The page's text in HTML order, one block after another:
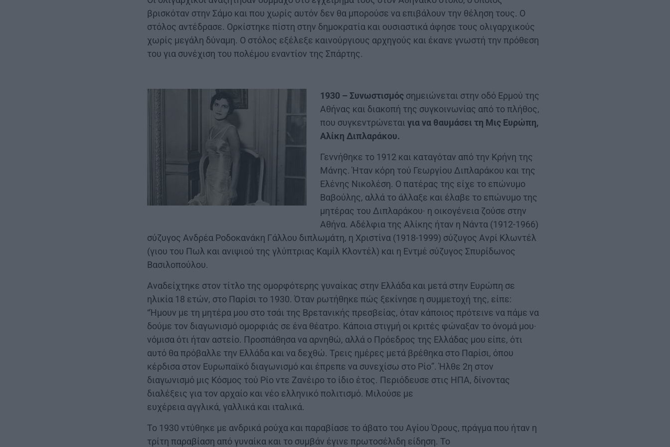
βρισκόταν στην Σάμο και που χωρίς αυτόν δεν θα μπορούσε να επιβάλουν την θέληση τους. Ο
στόλος αντέδρασε. Ορκίστηκε πίστη στην δημοκρατία και ουσιαστικά άφησε τους ολιγαρχικούς
χωρίς μεγάλη δύναμη. Ο στόλος εξέλεξε καινούργιους αρχηγούς και έκανε γνωστή την πρόθεση
του για συνέχιση του πολέμου εναντίον της Σπάρτης.
1930 – Συνωστισμός σημειώνεται στην οδό Ερμού της
Αθήνας και διακοπή της συγκοινωνίας από το πλήθος,
που συγκεντρώνεται για να θαυμάσει τη Μις Ευρώπη,
Αλίκη Διπλαράκου.
Γεννήθηκε το 1912 και καταγόταν από την Κρήνη της
Μάνης. Ήταν κόρη τού Γεωργίου Διπλαράκου και της
Ελένης Νικολέση. Ο πατέρας της είχε το επώνυμο
Βαβούλης, αλλά το άλλαξε και έλαβε το επώνυμο της
μητέρας του Διπλαράκου· η οικογένεια ζούσε στην
Αθήνα. Αδέλφια της Αλίκης ήταν η Νάντα (1912-1966)
σύζυγος Ανδρέα Ροδοκανάκη Γάλλου διπλωμάτη, η Χριστίνα (1918-1999) σύζυγος Ανρί Κλωντέλ
(γιου του Πωλ και ανιψιού της γλύπτριας Καμίλ Κλοντέλ) και η Εντμέ σύζυγος Σπυρίδωνος
Βασιλοπούλου.
Αναδείχτηκε στον τίτλο της ομορφότερης γυναίκας στην Ελλάδα και μετά στην Ευρώπη σε
ηλικία 18 ετών, στο Παρίσι το 1930. Όταν ρωτήθηκε πώς ξεκίνησε η συμμετοχή της, είπε:
“Ήμουν με τη μητέρα μου στο τσάι της Βρετανικής πρεσβείας, όταν κάποιος πρότεινε να πάμε να
δούμε τον διαγωνισμό ομορφιάς σε ένα θέατρο. Κάποια στιγμή οι κριτές φώναξαν το όνομά μου·
νόμισα ότι ήταν αστείο. Προσπάθησα να αρνηθώ, αλλά ο Πρόεδρος της Ελλάδας μου είπε, ότι
αυτό θα πρόβαλλε την Ελλάδα και να δεχθώ. Τρεις ημέρες μετά βρέθηκα στο Παρίσι, όπου
κέρδισα στον Ευρωπαϊκό διαγωνισμό και έπρεπε να συνεχίσω στο Ρίο”. Ήλθε 2η στον
διαγωνισμό μις Κόσμος τού Ρίο ντε Ζανέιρο το ίδιο έτος. Περιόδευσε στις ΗΠΑ, δίνοντας
διαλέξεις για τον αρχαίο και νέο ελληνικό πολιτισμό. Μιλούσε με
ευχέρεια αγγλικά, γαλλικά και ιταλικά.
Το 1930 ντύθηκε με ανδρικά ρούχα και παραβίασε το άβατο του Αγίου Όρους, πράγμα που ήταν η
τρίτη παραβίαση από γυναίκα και το συμβάν έγινε πρωτοσέλιδη είδηση. Το